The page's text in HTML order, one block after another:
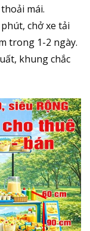
mái.
chở xe tải
trong 1-2 ngày.
khung chắc